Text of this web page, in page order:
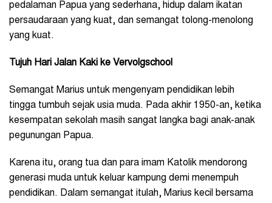
pedalaman Papua yang sederhana, hidup dalam ikatan
persaudaraan yang kuat, dan semangat tolong-menolong
yang kuat.
Tujuh Hari Jalan Kaki ke Vervolgschool
Semangat Marius untuk mengenyam pendidikan lebih
tingga tumbuh sejak usia muda. Pada akhir 1950-an, ketika
kesempatan sekolah masih sangat langka bagi anak-anak
pegunungan Papua.
Karena itu, orang tua dan para imam Katolik mendorong
generasi muda untuk keluar kampung demi menempuh
pendidikan. Dalam semangat itulah, Marius kecil bersama